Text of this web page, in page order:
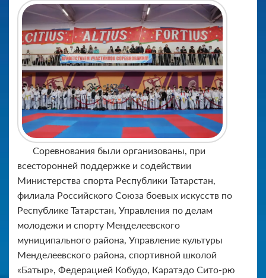
Соревнования были организованы, при
всесторонней поддержке и содействии
Министерства спорта Республики Татарстан,
филиала Российского Союза боевых искусств по
Республике Татарстан, Управления по делам
молодежи и спорту Менделеевского
муниципального района, Управление культуры
Менделеевского района, спортивной школой
«Батыр», Федерацией Кобудо, Каратэдо Сито-рю